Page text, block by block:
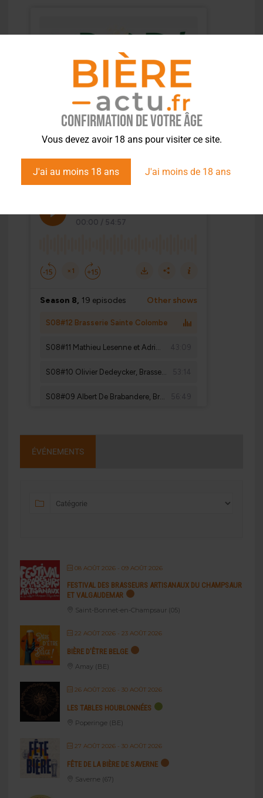
Confirmation de votre âge
Vous devez avoir 18 ans pour visiter ce site.
J'ai au moins 18 ans J'ai moins de 18 ans
ÉVÉNEMENTS
08 AOÛT 2026- 09 AOÛT 2026
FESTIVAL DES BRASSEURS ARTISANAUX DU CHAMPSAUR
ET VALGAUDEMAR
Saint-Bonnet-en-Champsaur (05)
22 AOÛT 2026- 23 AOÛT 2026
BIÈRE D’ÊTRE BELGE
Amay (BE)
26 AOÛT 2026- 30 AOÛT 2026
LES TABLES HOUBLONNÉES
Poperinge (BE)
27 AOÛT 2026- 30 AOÛT 2026
FÊTE DE LA BIÈRE DE SAVERNE
Saverne (67)